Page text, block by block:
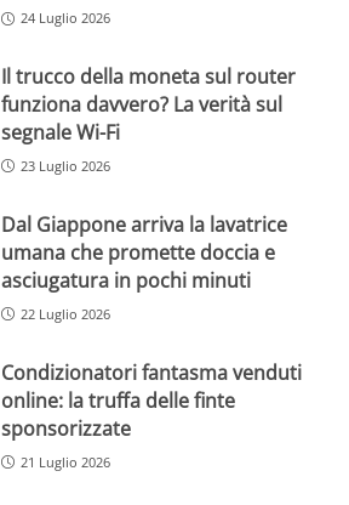
24 Luglio 2026
Il trucco della moneta sul router
funziona davvero? La verità sul
segnale Wi-Fi
23 Luglio 2026
Dal Giappone arriva la lavatrice
umana che promette doccia e
asciugatura in pochi minuti
22 Luglio 2026
Condizionatori fantasma venduti
online: la truffa delle finte
sponsorizzate
21 Luglio 2026